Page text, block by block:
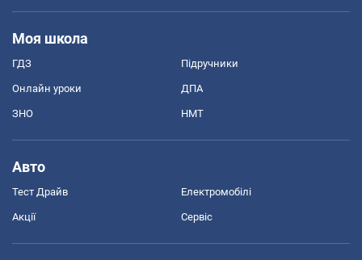
Моя школа
ГДЗ Підручники
Онлайн уроки ДПА
ЗНО НМТ
Авто
Тест Драйв Електромобілі
Акції Сервіс